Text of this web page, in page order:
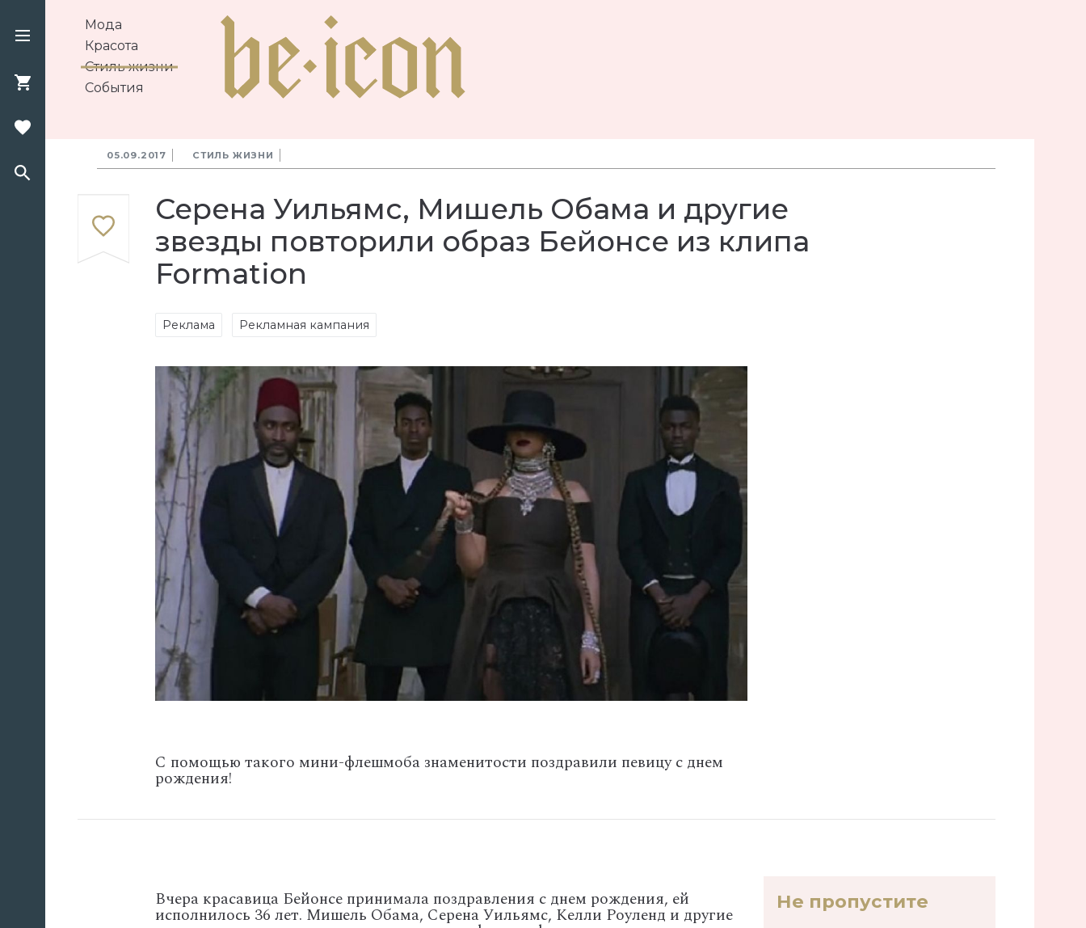
Мода
Красота
Стиль жизни
События
05.09.2017 СТИЛЬ ЖИЗНИ
Серена Уильямс, Мишель Обама и другие
звезды повторили образ Бейонсе из клипа
Formation
Реклама Рекламная кампания
С помощью такого мини-флешмоба знаменитости поздравили певицу с днем
рождения!
Вчера красавица Бейонсе принимала поздравления с днем рождения, ей
исполнилось 36 лет. Мишель Обама, Серена Уильямс, Келли Роуленд и другие
Не пропустите